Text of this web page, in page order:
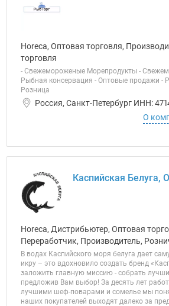
Horeca, Оптовая торговля,
торговля
- Свежемороженые Морепродукты -
Рыбная консервация - Оптовые продажи -
Розница
Россия, Санкт-Петербург ИНН:
О
Каспийская Белуга,
Horeca, Дистрибьютер, Оптовая
Переработчик, Производитель,
В водах Каспийского моря белуга дает
икру – это вдохновило создать бренд
заложить главную миссию - собрать
предложив Вам выбор! За десять лет
лучшими шеф-поварами и сомелье мы
наших покупателей выходят далеко за